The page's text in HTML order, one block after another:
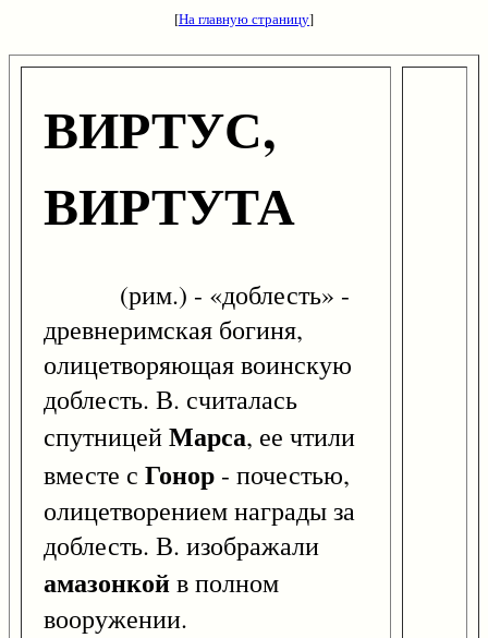
[На главную страницу]
ВИРТУС,
ВИРТУТА
(рим.) - «доблесть» -
древнеримская богиня,
олицетворяющая воинскую
доблесть. В. считалась
спутницейМарса, ее чтили
вместе с Гонор - почестью,
олицетворением награды за
доблесть. В. изображали
амазонкойв полном
вооружении.